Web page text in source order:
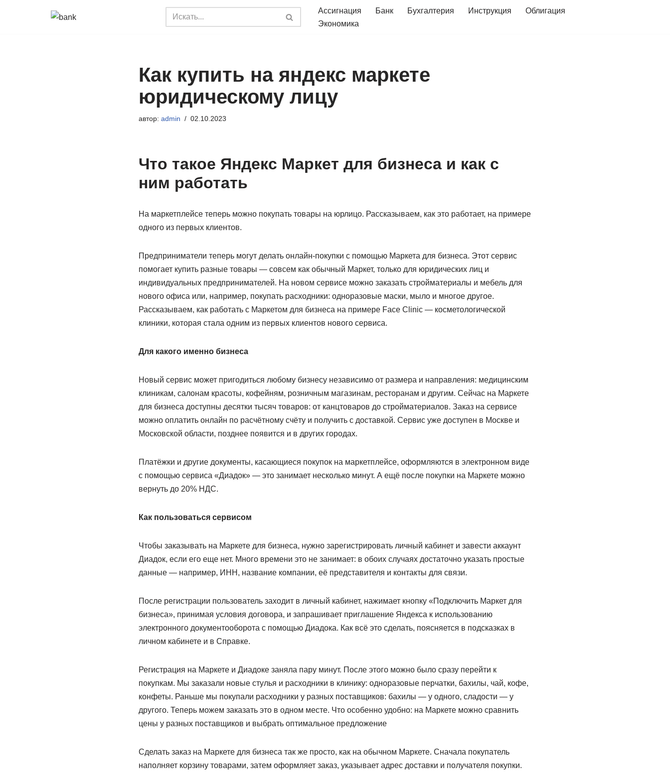
Ассигнация Банк Бухгалтерия Инструкция
Облигация
Экономика
Как купить на яндекс маркете
юридическому лицу
автор: admin 02.10.2023
Что такое Яндекс Маркет для бизнеса и как с
ним работать
На маркетплейсе теперь можно покупать товары на юрлицо. Рассказываем, как это работает, на примере
одного из первых клиентов.
Предприниматели теперь могут делать онлайн-покупки с помощью Маркета для бизнеса. Этот сервис
помогает купить разные товары — совсем как обычный Маркет, только для юридических лиц и
индивидуальных предпринимателей. На новом сервисе можно заказать стройматериалы и мебель для
нового офиса или, например, покупать расходники: одноразовые маски, мыло и многое другое.
Рассказываем, как работать с Маркетом для бизнеса на примере Face Clinic — косметологической
клиники, которая стала одним из первых клиентов нового сервиса.
Для какого именно бизнеса
Новый сервис может пригодиться любому бизнесу независимо от размера и направления: медицинским
клиникам, салонам красоты, кофейням, розничным магазинам, ресторанам и другим. Сейчас на Маркете
для бизнеса доступны десятки тысяч товаров: от канцтоваров до стройматериалов. Заказ на сервисе
можно оплатить онлайн по расчётному счёту и получить с доставкой. Сервис уже доступен в Москве и
Московской области, позднее появится и в других городах.
Платёжки и другие документы, касающиеся покупок на маркетплейсе, оформляются в электронном виде
с помощью сервиса «Диадок» — это занимает несколько минут. А ещё после покупки на Маркете можно
вернуть до 20% НДС.
Как пользоваться сервисом
Чтобы заказывать на Маркете для бизнеса, нужно зарегистрировать личный кабинет и завести аккаунт
Диадок, если его еще нет. Много времени это не занимает: в обоих случаях достаточно указать простые
данные — например, ИНН, название компании, её представителя и контакты для связи.
После регистрации пользователь заходит в личный кабинет, нажимает кнопку «Подключить Маркет для
бизнеса», принимая условия договора, и запрашивает приглашение Яндекса к использованию
электронного документооборота с помощью Диадока. Как всё это сделать, поясняется в подсказках в
личном кабинете и в Справке.
Регистрация на Маркете и Диадоке заняла пару минут. После этого можно было сразу перейти к
покупкам. Мы заказали новые стулья и расходники в клинику: одноразовые перчатки, бахилы, чай, кофе,
конфеты. Раньше мы покупали расходники у разных поставщиков: бахилы — у одного, сладости — у
другого. Теперь можем заказать это в одном месте. Что особенно удобно: на Маркете можно сравнить
цены у разных поставщиков и выбрать оптимальное предложение
Сделать заказ на Маркете для бизнеса так же просто, как на обычном Маркете. Сначала покупатель
наполняет корзину товарами, затем оформляет заказ, указывает адрес доставки и получателя покупки.